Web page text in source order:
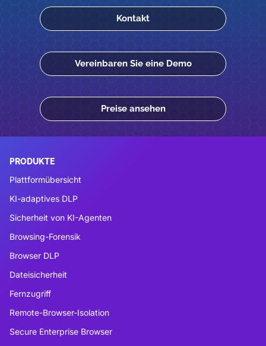
Kontakt
Vereinbaren Sie eine Demo
Preise ansehen
PRODUKTE
Plattformübersicht
KI-adaptives DLP
Sicherheit von KI-Agenten
Browsing-Forensik
Browser DLP
Dateisicherheit
Fernzugriff
Remote-Browser-Isolation
Secure Enterprise Browser